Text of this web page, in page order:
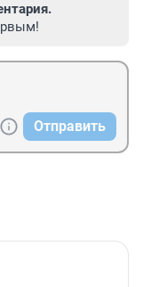
Отправить